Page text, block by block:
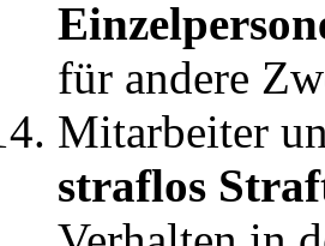
für andere
Mitarbeiter
straflos